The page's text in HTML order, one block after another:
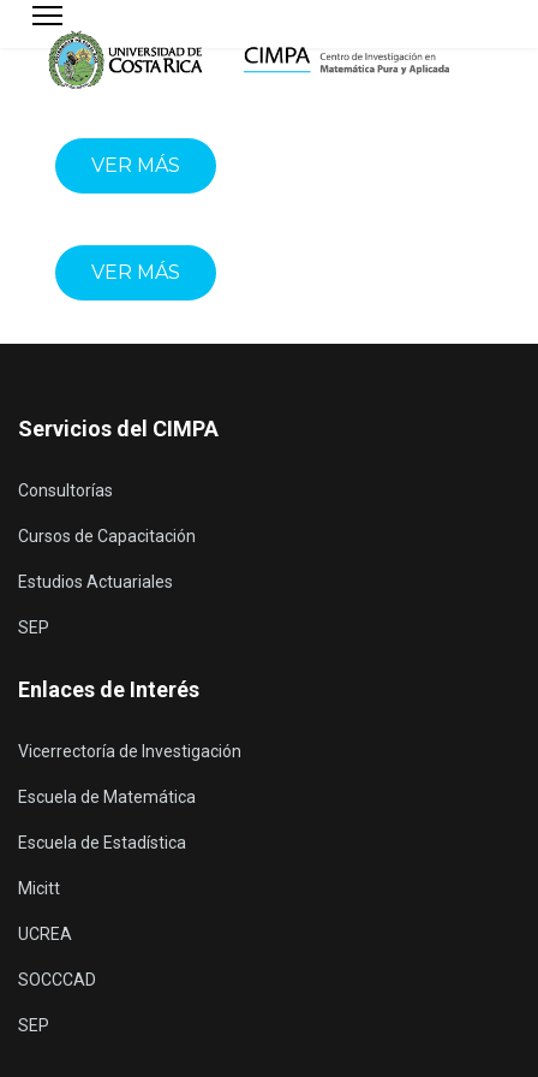
VER MÁS
VER MÁS
Servicios del CIMPA
Consultorías
Cursos de Capacitación
Estudios Actuariales
SEP
Enlaces de Interés
Vicerrectoría de Investigación
Escuela de Matemática
Escuela de Estadística
Micitt
UCREA
SOCCCAD
SEP